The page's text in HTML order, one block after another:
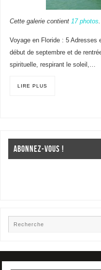
Cette galerie contient 17 photos.
Voyage en Floride : 5
début de septembre et de
spirituelle, respirant le soleil,…
LIRE PLUS
ABONNEZ-VOUS !